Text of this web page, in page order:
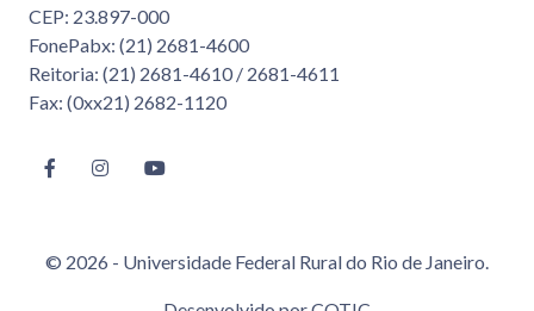
CEP: 23.897-000
FonePabx: (21) 2681-4600
Reitoria: (21) 2681-4610 / 2681-4611
Fax: (0xx21) 2682-1120
© 2026 - Universidade Federal Rural do Rio de Janeiro.